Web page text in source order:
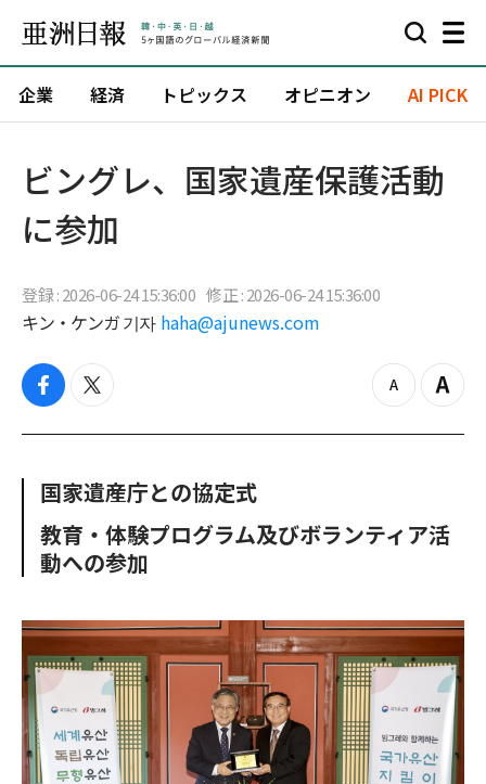
企業 経済 トピックス オピニオン AI PICK
ビングレ、国家遺産保護活動
に参加
登録 : 2026-06-24 15:36:00 修正 : 2026-06-24 15:36:00
キン・ケンガ 기자 haha@ajunews.com
f
c
o
k
t
i
e
z
o
Z
o
国家遺産庁との協定式
教育・体験プログラム及びボランティア活
動への参加